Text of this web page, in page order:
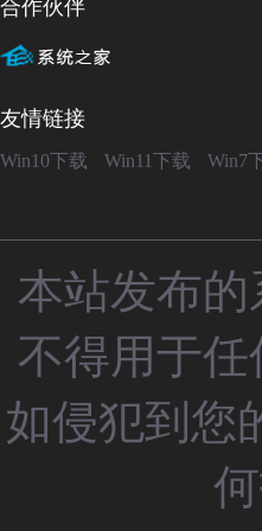
合作伙伴
友情链接
Win10下载 Win11下载 Win7
本站发布
不得用于
如侵犯到您